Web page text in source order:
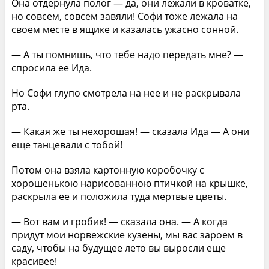
Она отдернула полог — да, они лежали в кроватке,
но совсем, совсем завяли! Софи тоже лежала на
своем месте в ящике и казалась ужасно сонной.
— А ты помнишь, что тебе надо передать мне? —
спросила ее Ида.
Но Софи глупо смотрела на нее и не раскрывала
рта.
— Какая же ты нехорошая! — сказала Ида — А они
еще танцевали с тобой!
Потом она взяла картонную коробочку с
хорошенькою нарисованною птичкой на крышке,
раскрыла ее и положила туда мертвые цветы.
— Вот вам и гробик! — сказала она. — А когда
придут мои норвежские кузены, мы вас зароем в
саду, чтобы на будущее лето вы выросли еще
красивее!